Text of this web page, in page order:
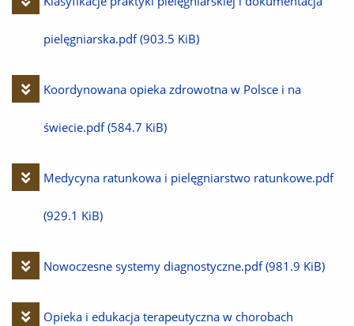
plik
pielęgniarska.pdf (903.5 KiB)
Pobierz
plik
Koordynowana opieka zdrowotna w Polsce i na
świecie.pdf (584.7 KiB)
Pobierz
plik
Medycyna ratunkowa i pielęgniarstwo ratunkowe.pdf
(929.1 KiB)
Pobierz
Nowoczesne systemy diagnostyczne.pdf (981.9 KiB)
Pobierz
Opieka i edukacja terapeutyczna w chorobach